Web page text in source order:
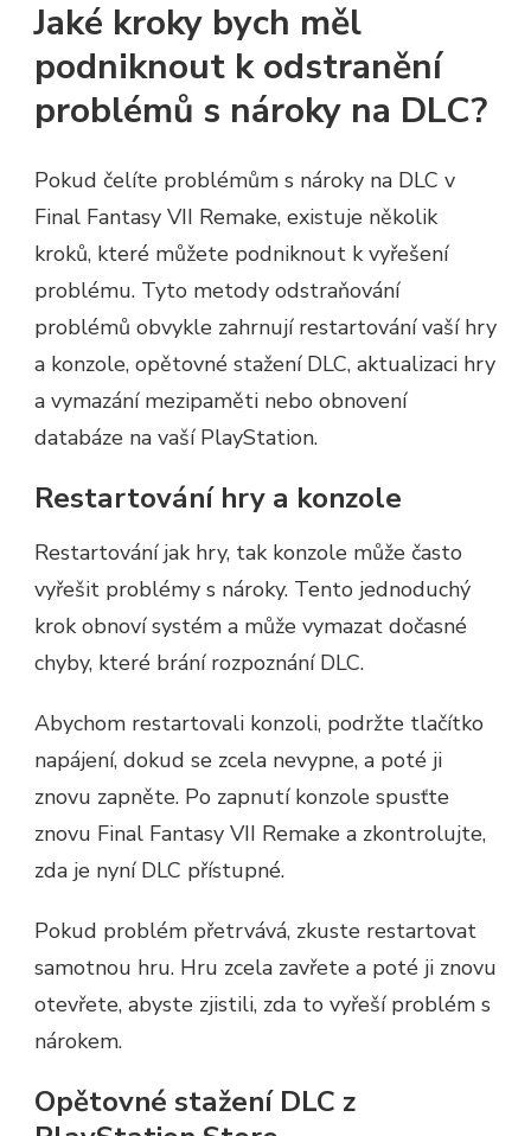
Jaké kroky bych měl
podniknout k odstranění
problémů s nároky na DLC?
Pokud čelíte problémům s nároky na DLC v
Final Fantasy VII Remake, existuje několik
kroků, které můžete podniknout k vyřešení
problému. Tyto metody odstraňování
problémů obvykle zahrnují restartování vaší hry
a konzole, opětovné stažení DLC, aktualizaci hry
a vymazání mezipaměti nebo obnovení
databáze na vaší PlayStation.
Restartování hry a konzole
Restartování jak hry, tak konzole může často
vyřešit problémy s nároky. Tento jednoduchý
krok obnoví systém a může vymazat dočasné
chyby, které brání rozpoznání DLC.
Abychom restartovali konzoli, podržte tlačítko
napájení, dokud se zcela nevypne, a poté ji
znovu zapněte. Po zapnutí konzole spusťte
znovu Final Fantasy VII Remake a zkontrolujte,
zda je nyní DLC přístupné.
Pokud problém přetrvává, zkuste restartovat
samotnou hru. Hru zcela zavřete a poté ji znovu
otevřete, abyste zjistili, zda to vyřeší problém s
nárokem.
Opětovné stažení DLC z